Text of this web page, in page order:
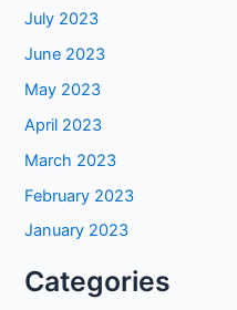
July 2023
June 2023
May 2023
April 2023
March 2023
February 2023
January 2023
Categories